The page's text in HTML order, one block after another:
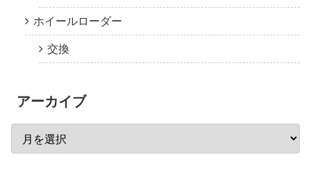
ホイールローダー
交換
アーカイブ